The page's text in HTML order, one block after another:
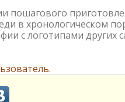
пошагового
в хронологическом
с логотипами других